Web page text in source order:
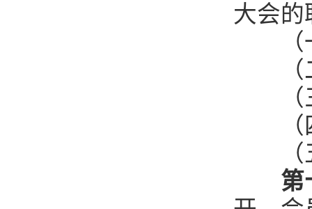
大会的
（一
（二
（三
（四
（五
第